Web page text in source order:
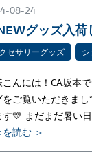
08-24
グッズ入
セサリーグッズ
こんには！CA坂本
をご覧いただきま
す💛 まだまだ暑い
読む ＞